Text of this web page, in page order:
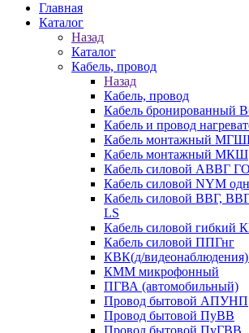
Главная
Каталог
Назад
Каталог
Кабель, провод
Назад
Кабель, провод
Кабель
Кабель и провод
Кабель монтажный
Кабель монтажный МКШ
Кабель силовой АВВГ
Кабель силовой NYM
Кабель силовой ВВГ,
LS
Кабель силовой
Кабель силовой ППГнг
КВК(д/
КММ микрофонный
ПГВА (автомобильный)
Провод бытовой АПУНП
Провод бытовой ПуВВ